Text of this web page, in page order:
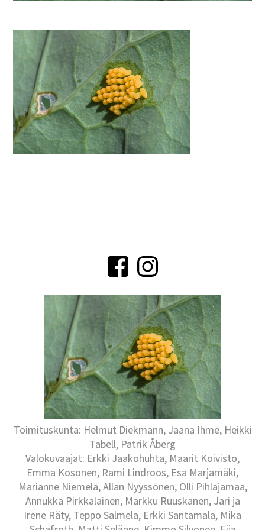
Toimituskunta: Helmut Diekmann, Jaana Ihme, Heikki
Tabell, Patrik Åberg
Valokuvaajat: Erkki Jaakohuhta, Maarit Koivisto,
Emma Kosonen, Rami Lindroos, Esa Marjamäki,
Marianne Niemelä, Allan Nyyssönen, Olli Pihlajamaa,
Annukka Pirkkalainen, Markku Ruuskanen, Jari ja
Irene Räty, Teppo Salmela, Erkki Santamala, Mika